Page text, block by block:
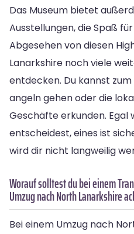
Das Museum bietet
Ausstellungen, die Spaß
Abgesehen von diesen
Lanarkshire noch viele
entdecken. Du kannst
angeln gehen oder die
Geschäfte erkunden. Egal
entscheidest, eines ist
wird dir nicht langweilig
Worauf solltest du bei einem
Umzug nach North Lanarkshire
Bei einem Umzug nach